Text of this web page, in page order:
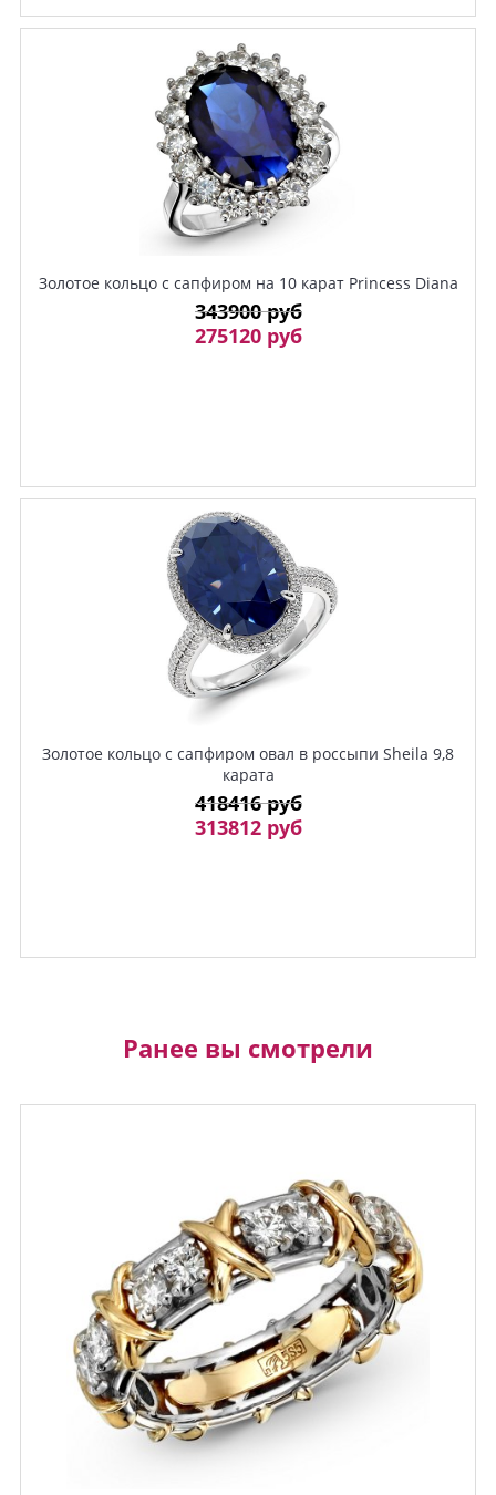
Золотое кольцо с сапфиром на 10 карат Princess Diana
343900 руб
275120 руб
Золотое кольцо с сапфиром овал в россыпи Sheila 9,8
карата
418416 руб
313812 руб
Ранее вы смотрели